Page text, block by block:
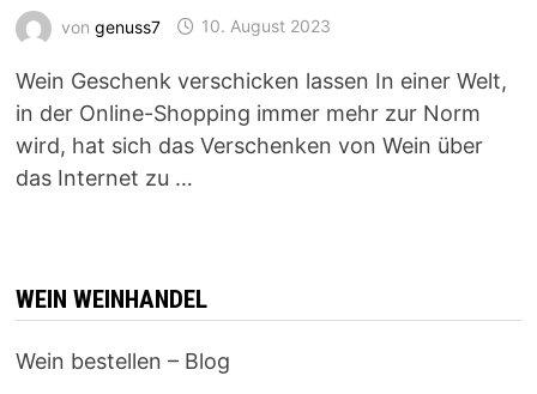
von genuss7 10. August 2023
Wein Geschenk verschicken lassen In einer Welt,
in der Online-Shopping immer mehr zur Norm
wird, hat sich das Verschenken von Wein über
das Internet zu …
WEIN WEINHANDEL
Wein bestellen – Blog